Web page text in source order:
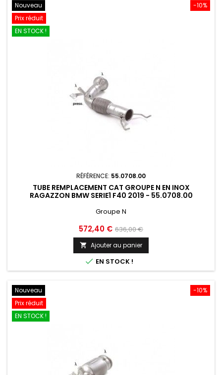
-10%
Nouveau
Prix réduit
EN STOCK !
RÉFÉRENCE: 55.0708.00
TUBE REMPLACEMENT CAT GROUPE N EN INOX
RAGAZZON BMW SERIE1 F40 2019 - 55.0708.00
Groupe N
Prix
572,40 € Prix
de
base
636,00 €
 Ajouter au panier
 EN STOCK !
-10%
Nouveau
Prix réduit
EN STOCK !